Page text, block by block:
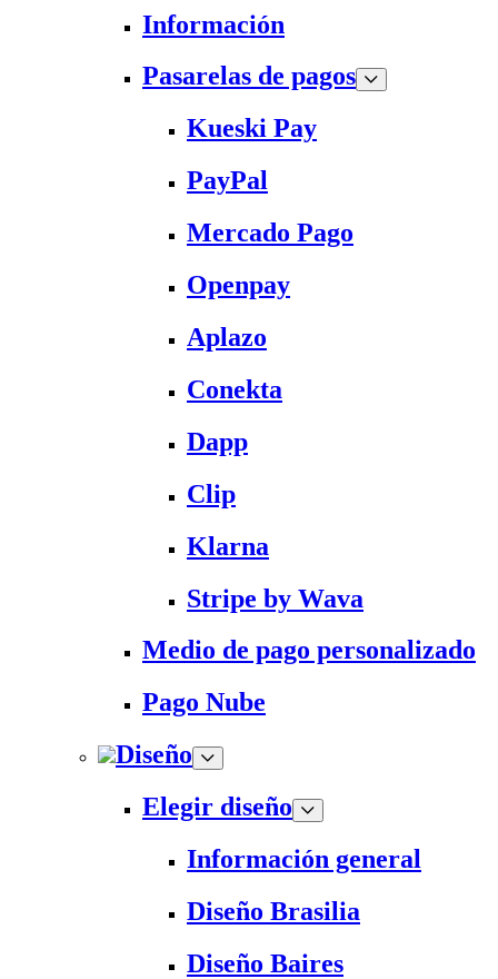
Información
Pasarelas de pagos
Kueski Pay
PayPal
Mercado Pago
Openpay
Aplazo
Conekta
Dapp
Clip
Klarna
Stripe by Wava
Medio de pago personalizado
Pago Nube
Diseño
Elegir diseño
Información general
Diseño Brasilia
Diseño Baires